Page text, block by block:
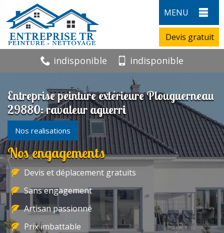
MENU
Devis gratuit
indisponible indisponible
Entreprise peinture extérieure Plouguerneau
29880: ravaleur aguerri
Nos realisations
Nos engagements
Devis et déplacement gratuits
Sans engagement
Artisan passionné
Prix imbattable